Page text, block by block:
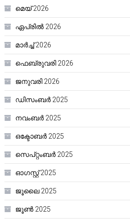
മെയ്‌ 2026
ഏപ്രിൽ 2026
മാർച്ച്‌ 2026
ഫെബ്രുവരി 2026
ജനുവരി 2026
ഡിസംബർ 2025
നവംബർ 2025
ഒക്ടോബർ 2025
സെപ്റ്റംബർ 2025
ഓഗസ്റ്റ്‌ 2025
ജൂലൈ 2025
ജൂൺ 2025